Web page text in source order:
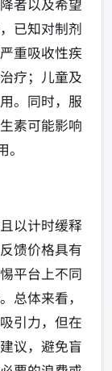
者以及希望
已知对制剂
重吸收性疾
疗；儿童及
。同时，服
素可能影响
以计时缓释
馈价格具有
平台上不同
总体来看，
引力，但在
议，避免盲